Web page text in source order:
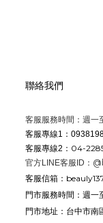
聯絡我們
客服服務時間：週一
客服專線1：
客服專線2： 04-
官方LINE客服ID：
客服信箱：
門市服務時間： 週一
門市地址： 台中市南